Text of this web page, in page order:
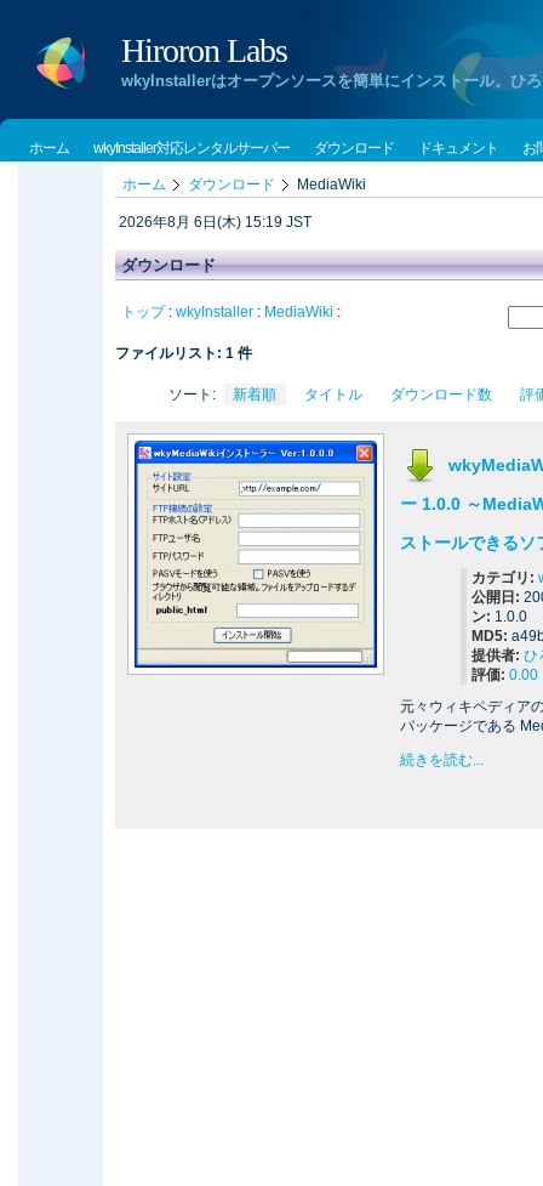
Hiroron Labs
wkyInstallerはオープンソースを簡単にインストール。ひ
ホーム wkyInstaller対応レンタルサーバー ダウンロード ドキュメント お
ホーム ダウンロード MediaWiki
2026年8月 6日(木) 15:19 JST
ダウンロード
トップ: wkyInstaller : MediaWiki :
ファイルリスト: 1 件
ソート: 新着順 タイトル ダウンロード数 評
ー 1.0.0 ～
ストールできるソ
カテゴリ:
公開日:
ン: 1.0.0
MD5:
提供者: ひ
評価: 0.00
元々ウィキペディア
パッケージである
続きを読む...